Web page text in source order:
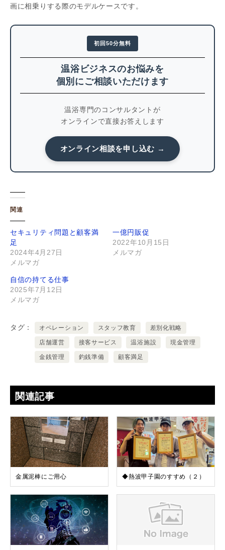
画に相乗りする際のモデルケースです。
初回50分無料
温浴ビジネスのお悩みを
個別にご相談いただけます
温浴専門のコンサルタントが
オンラインで直接お答えします
オンライン相談を申し込む →
関連
セキュリティ問題と顧客満
足
2024年4月27日
メルマガ
一億円販促
2022年10月15日
メルマガ
自信の持てる仕事
2025年7月12日
メルマガ
タグ オペレーション スタッフ教育 差別化戦略
店舗運営 接客サービス 温浴施設 現金管理
金銭管理 釣銭準備 顧客満足
関連記事
金属泥棒にご用心 ◆熱波甲子園のすすめ（２）